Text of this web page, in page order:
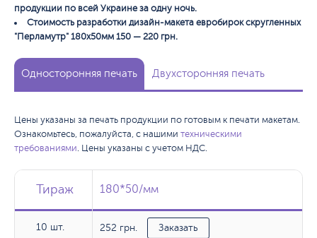
продукции по всей Украине за одну ночь.
Стоимость разработки дизайн-макета евробирок скругленных
"Перламутр" 180х50мм 150 — 220 грн.
Односторонняя печать Двухсторонняя печать
Цены указаны за печать продукции по готовым к печати макетам.
Ознакомьтесь, пожалуйста, с нашими техническими
требованиями. Цены указаны с учетом НДС.
Тираж
10 шт.
Тираж 180*50/мм
Тираж 180*50/мм
10 шт. 252 грн. Заказать